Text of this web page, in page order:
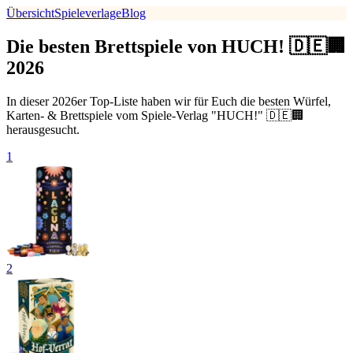
ÜbersichtSpieleverlageBlog
Die besten Brettspiele von HUCH! 🇩🇪🏢
2026
In dieser 2026er Top-Liste haben wir für Euch die besten Würfel,
Karten- & Brettspiele vom Spiele-Verlag "HUCH!" 🇩🇪🏢
herausgesucht.
1
2